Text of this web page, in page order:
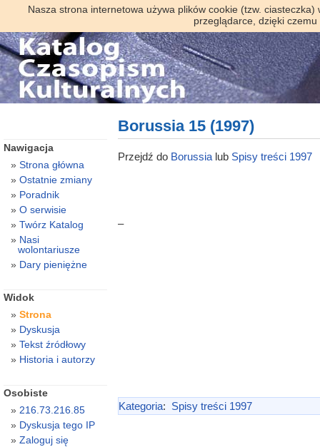
Nasza strona internetowa używa plików cookie (tzw.
przeglądarce, dzięki
Borussia 15 (1997)
Przejdź do Borussia lub Spisy treści 1997
–
Kategoria: Spisy treści 1997
Nawigacja
Strona główna
Ostatnie zmiany
Poradnik
O serwisie
Twórz Katalog
Nasi
wolontariusze
Dary pieniężne
Widok
Strona
Dyskusja
Tekst źródłowy
Historia i autorzy
Osobiste
216.73.216.85
Dyskusja tego IP
Zaloguj się